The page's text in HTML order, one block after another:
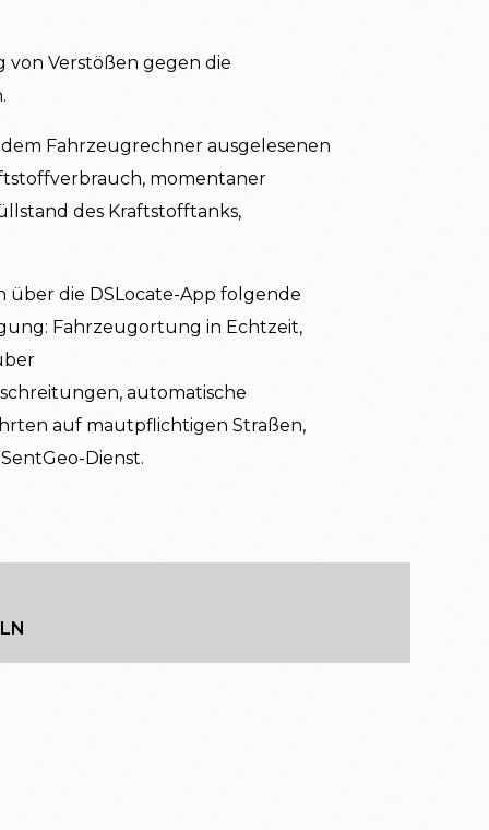
Verstößen gegen die
Fahrzeugrechner ausgelesenen
momentaner
des Kraftstofftanks,
über die DSLocate-App folgende
Fahrzeugortung in Echtzeit,
automatische
auf mautpflichtigen Straßen,
Dienst.